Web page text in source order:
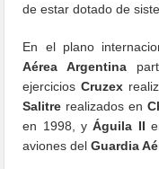
de estar dotado de
En el plano
Aérea Argentina
ejerciciosCruzex
Salitre realizados en
en 1998, yÁguila II
aviones delGuardia